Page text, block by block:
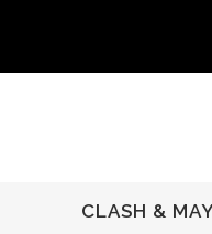
CLASH &